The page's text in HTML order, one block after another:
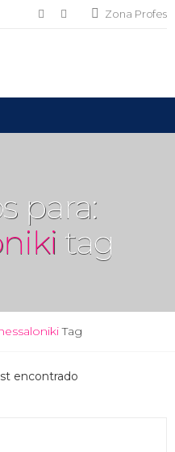
Zona Profes
para:
tag
Tag
encontrado